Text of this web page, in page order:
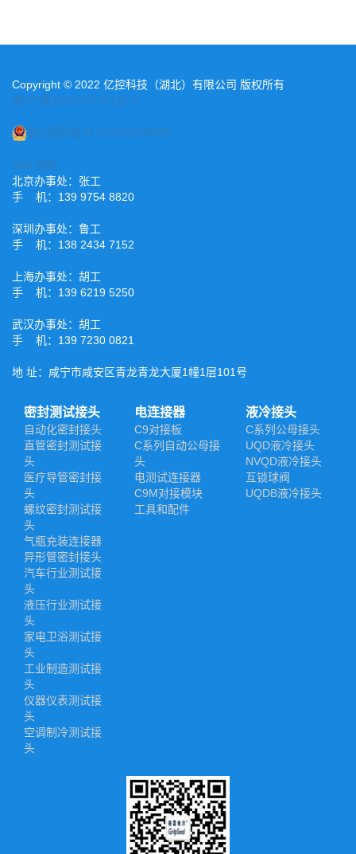
Copyright © 2022 亿控科技（湖北）有限公司 版权所有
鄂ICP备2022015221号-2
鄂公网安备42120202000485
XML地图
北京办事处：张工
手 机：139 9754 8820
深圳办事处：鲁工
手 机：138 2434 7152
上海办事处：胡工
手 机：139 6219 5250
武汉办事处：胡工
手 机：139 7230 0821
地 址：咸宁市咸安区青龙青龙大厦1幢1层101号
密封测试接头
自动化密封接头
直管密封测试接
头
医疗导管密封接
头
螺纹密封测试接
头
气瓶充装连接器
异形管密封接头
汽车行业测试接
头
液压行业测试接
头
家电卫浴测试接
头
工业制造测试接
头
仪器仪表测试接
头
空调制冷测试接
头
电连接器
C9对接板
C系列自动公母接
头
电测试连接器
C9M对接模块
工具和配件
液冷接头
C系列公母接头
UQD液冷接头
NVQD液冷接头
互锁球阀
UQDB液冷接头